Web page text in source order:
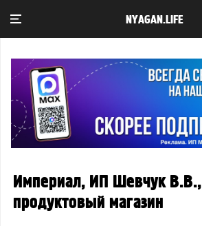
NYAGAN.LIFE
Империал, ИП Шевчук В.В.,
продуктовый магазин